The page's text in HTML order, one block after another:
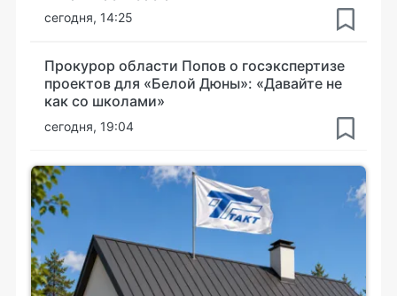
сегодня, 14:25
Прокурор области Попов о госэкспертизе
проектов для «Белой Дюны»: «Давайте не
как со школами»
сегодня, 19:04